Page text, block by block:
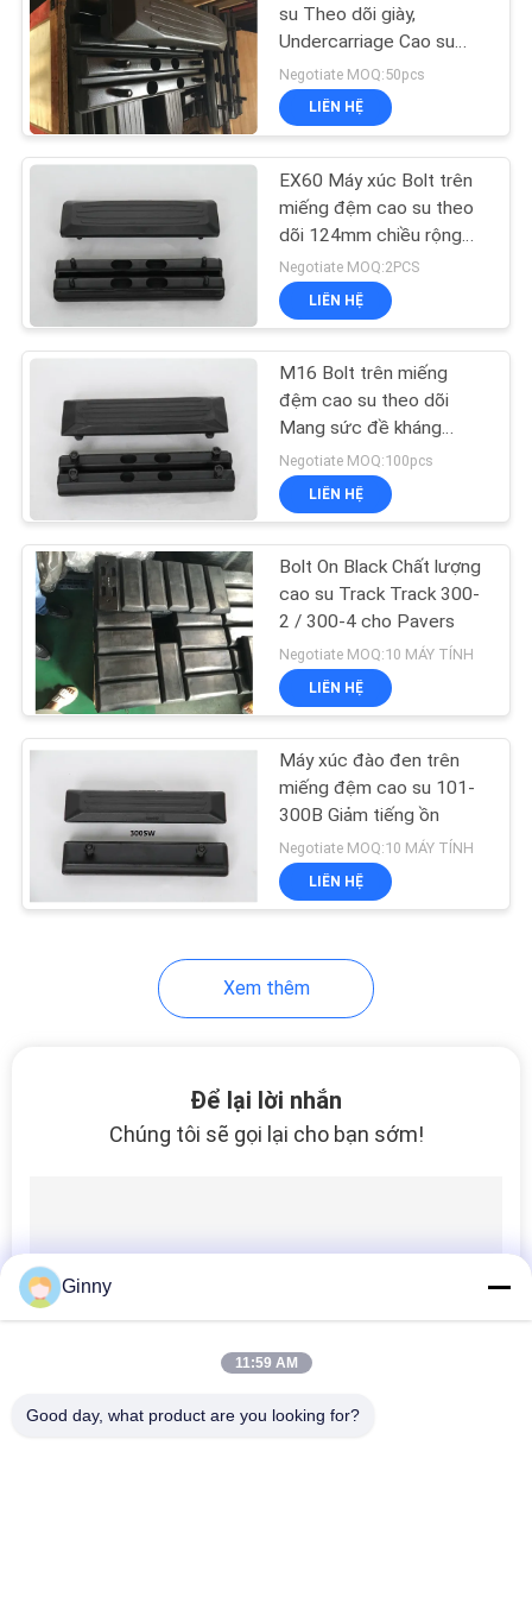
POLICY
Clip trên miếng đệm
cao su
Paver Rubber
Tracks
Đường đua cao su
trượt tuyết
39
Bản nhạc cao su
Đường ray cao su
Hệ thống theo dõi
cao su
su Theo dõi giày,
Undercarriage Cao su
Track Pads Đối với máy
xúc
Negotiate MOQ:50pcs
LIÊN HỆ
EX60 Máy xúc Bolt trên
miếng đệm cao su theo
dõi 124mm chiều rộng
hiệu suất cao
Negotiate MOQ:2PCS
LIÊN HỆ
M16 Bolt trên miếng
đệm cao su theo dõi
Mang sức đề kháng
mạnh mẽ cho khung gầm
Negotiate MOQ:100pcs
LIÊN HỆ
Bolt On Black Chất lượng
cao su Track Track 300-
2 / 300-4 cho Pavers
Negotiate MOQ:10 MÁY TÍNH
LIÊN HỆ
Máy xúc đào đen trên
miếng đệm cao su 101-
300B Giảm tiếng ồn
Negotiate MOQ:10 MÁY TÍNH
LIÊN HỆ
Xem thêm
Để lại lời nhắn
Chúng tôi sẽ gọi lại cho bạn sớm!
Ginny
11:59 AM
Good day, what product are you looking for?